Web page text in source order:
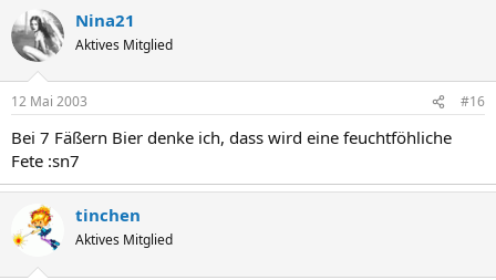
Nina21
Aktives Mitglied
12 Mai 2003 #16
Bei 7 Fäßern Bier denke ich, dass wird eine feuchtföhliche
Fete :sn7
tinchen
Aktives Mitglied